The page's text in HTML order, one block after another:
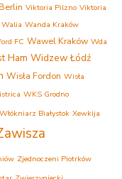
Viktoria Pilzno Viktoria
Walia Wanda Kraków
FC Wawel Kraków Wda
Ham Widzew Łódź
Wisła Fordon Wisła
WKS Grodno
Włókniarz Białystok Xewkija
Zjednoczeni Piotrków